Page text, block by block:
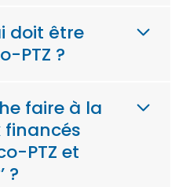
doit être
PTZ ?
faire à la
PTZ et
?